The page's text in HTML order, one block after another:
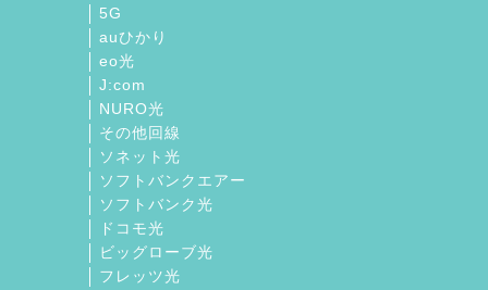
5G
auひかり
eo光
J:com
NURO光
その他回線
ソネット光
ソフトバンクエアー
ソフトバンク光
ドコモ光
ビッグローブ光
フレッツ光